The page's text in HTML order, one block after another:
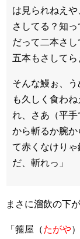
は見られねえ
さしてる？知
だって二本さ
五本もさしてら
そんな鰻ぉ、
も久しく食わ
れ、さあ（平
から斬るか腕
て赤くなけり
だ、斬れっ」
まさに溜飲の下
「箍屋（たがや